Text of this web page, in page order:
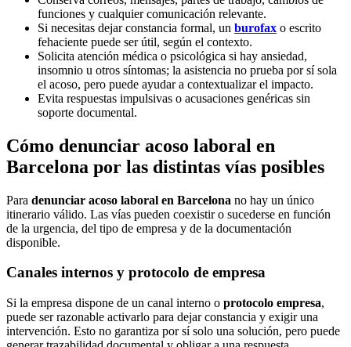
funciones y cualquier comunicación relevante.
Si necesitas dejar constancia formal, un burofax o escrito
fehaciente puede ser útil, según el contexto.
Solicita atención médica o psicológica si hay ansiedad,
insomnio u otros síntomas; la asistencia no prueba por sí sola
el acoso, pero puede ayudar a contextualizar el impacto.
Evita respuestas impulsivas o acusaciones genéricas sin
soporte documental.
Cómo denunciar acoso laboral en
Barcelona por las distintas vías posibles
Para denunciar acoso laboral en Barcelona no hay un único
itinerario válido. Las vías pueden coexistir o sucederse en función
de la urgencia, del tipo de empresa y de la documentación
disponible.
Canales internos y protocolo de empresa
Si la empresa dispone de un canal interno o protocolo empresa,
puede ser razonable activarlo para dejar constancia y exigir una
intervención. Esto no garantiza por sí solo una solución, pero puede